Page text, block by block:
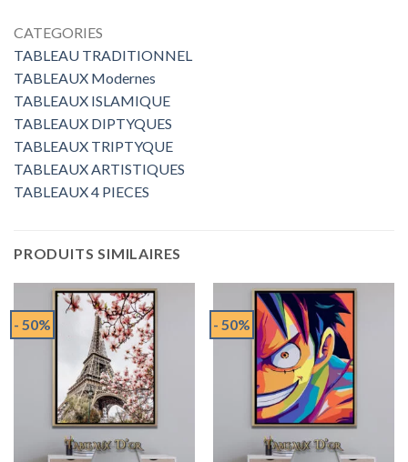
CATEGORIES
TABLEAU TRADITIONNEL
TABLEAUX Modernes
TABLEAUX ISLAMIQUE
TABLEAUX DIPTYQUES
TABLEAUX TRIPTYQUE
TABLEAUX ARTISTIQUES
TABLEAUX 4 PIECES
PRODUITS SIMILAIRES
- 50% - 50%